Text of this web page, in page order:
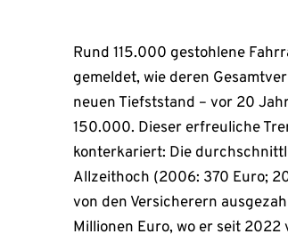
Rund 115.000 gestohlene
gemeldet, wie deren
neuen Tiefststand – vor 20
150.000. Dieser erfreuliche
konterkariert: Die
Allzeithoch (2006: 370 Euro;
von den Versicherern
Millionen Euro, wo er seit 2022